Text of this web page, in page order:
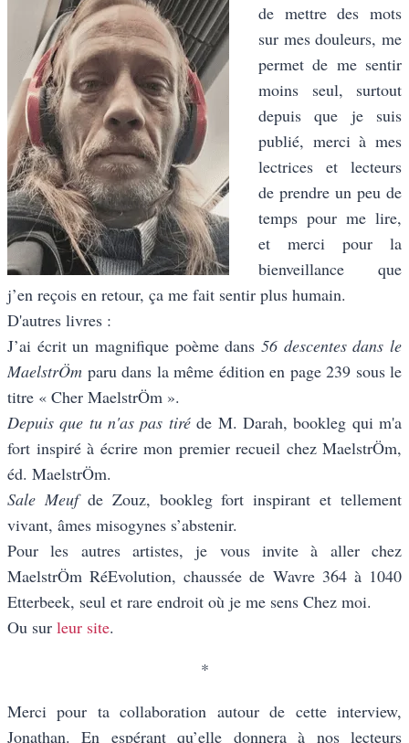
de mettre des mots
sur mes douleurs, me
permet de me sentir
moins seul, surtout
depuis que je suis
publié, merci à mes
lectrices et lecteurs
de prendre un peu de
temps pour me lire,
et merci pour la
bienveillance que
j’en reçois en retour, ça me fait sentir plus humain.
D'autres livres :
J’ai écrit un magnifique poème dans 56 descentes dans le
MaelstrÖm paru dans la même édition en page 239 sous le
titre « Cher MaelstrÖm ».
Depuis que tu n'as pas tiréde M. Darah, bookleg qui m'a
fort inspiré à écrire mon premier recueil chez MaelstrÖm,
éd. MaelstrÖm.
Sale Meufde Zouz, bookleg fort inspirant et tellement
vivant, âmes misogynes s’abstenir.
Pour les autres artistes, je vous invite à aller chez
MaelstrÖm RéEvolution, chaussée de Wavre 364 à 1040
Etterbeek, seul et rare endroit où je me sens Chez moi.
Ou sur leur site.
*
Merci pour ta collaboration autour de cette interview,
Jonathan. En espérant qu’elle donnera à nos lecteurs